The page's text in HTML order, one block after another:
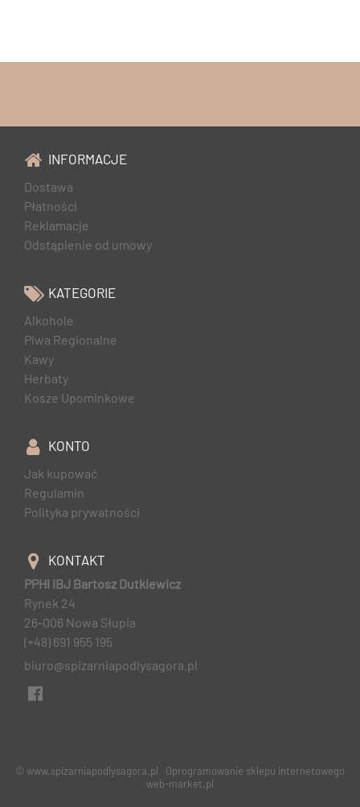
INFORMACJE
Dostawa
Płatności
Reklamacje
Odstąpienie od umowy
KATEGORIE
Alkohole
Piwa Regionalne
Kawy
Herbaty
Kosze Upominkowe
KONTO
Jak kupować
Regulamin
Polityka prywatności
KONTAKT
PPHI IBJ Bartosz Dutkiewicz
Rynek 24
26-006 Nowa Słupia
(+48) 691 955 195
biuro@spizarniapodlysagora.pl
© www.spizarniapodlysagora.pl Oprogramowanie sklepu internetowego
web-market.pl